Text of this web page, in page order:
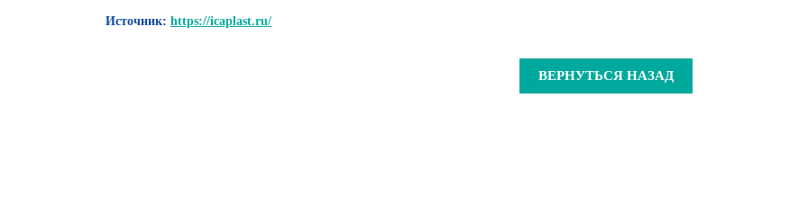
Источник: https://icaplast.ru/
ВЕРНУТЬСЯ НАЗАД